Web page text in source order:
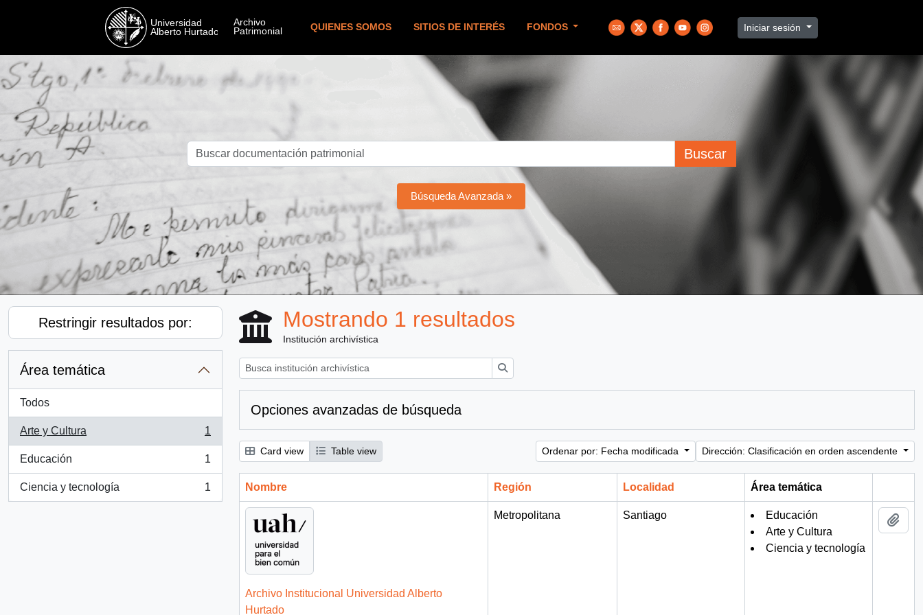
QUIENES SOMOS SITIOS DE INTERÉS FONDOS Iniciar sesión
Buscar
Búsqueda Avanzada »
Restringir resultados por:
Área temática
Todos
Arte y Cultura
, 1 resultados
1
Educación
, 1 resultados
1
Ciencia y tecnología
, 1 resultados
1
Mostrando 1 resultados
Institución archivística
Opciones avanzadas de búsqueda
Card view Table view Ordenar por: Fecha modificada Dirección: Clasificación en orden ascendente
Nombre Región Localidad
Área temática
Archivo Institucional Universidad Alberto
Hurtado
Metropolitana Santiago
Educación
Arte y Cultura
Ciencia y tecnología